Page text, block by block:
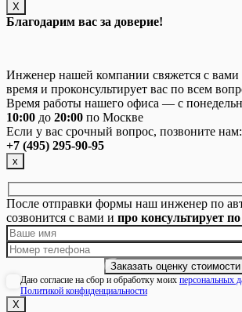
Х
Благодарим вас за доверие!
Инженер нашей компании свяжется с
время и проконсультирует вас по всем
Время работы нашего офиса — с
10:00 до 20:00 по Москве
Если у вас срочный вопрос, позвоните нам:
+7 (495) 295-90-95
х
После отправки формы наш инженер по
созвонится с вами и про консультирует
Даю согласие на сбор и обработку моих персональных
Политикой конфиденциальности
Х